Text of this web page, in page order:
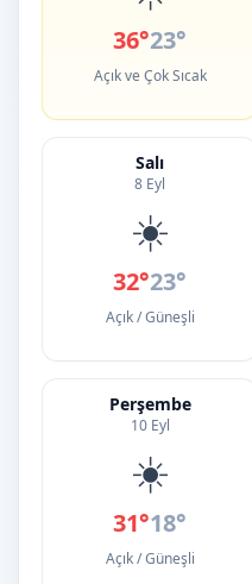
36°23°
Açık ve Çok Sıcak
Salı
8 Eyl
☀️
32°23°
Açık / Güneşli
Perşembe
10 Eyl
☀️
31°18°
Açık / Güneşli